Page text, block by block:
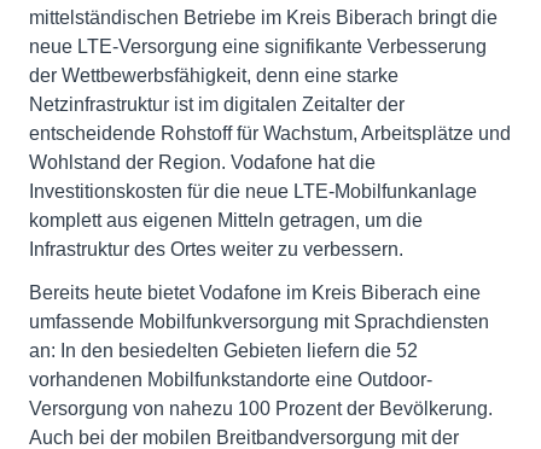
mittelständischen Betriebe im Kreis Biberach bringt die
neue LTE-Versorgung eine signifikante Verbesserung
der Wettbewerbsfähigkeit, denn eine starke
Netzinfrastruktur ist im digitalen Zeitalter der
entscheidende Rohstoff für Wachstum, Arbeitsplätze und
Wohlstand der Region. Vodafone hat die
Investitionskosten für die neue LTE-Mobilfunkanlage
komplett aus eigenen Mitteln getragen, um die
Infrastruktur des Ortes weiter zu verbessern.
Bereits heute bietet Vodafone im Kreis Biberach eine
umfassende Mobilfunkversorgung mit Sprachdiensten
an: In den besiedelten Gebieten liefern die 52
vorhandenen Mobilfunkstandorte eine Outdoor-
Versorgung von nahezu 100 Prozent der Bevölkerung.
Auch bei der mobilen Breitbandversorgung mit der